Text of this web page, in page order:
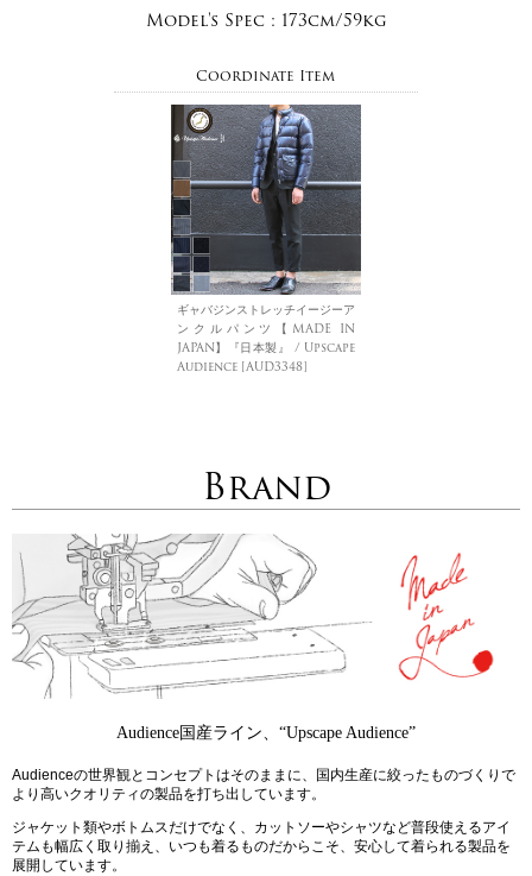
Model's Spec : 173cm/59kg
Coordinate Item
ギャバジンストレッチイージーア
ンクルパンツ【MADE IN
JAPAN】『日本製』 / Upscape
Audience [AUD3348]
Brand
Audience国産ライン、“Upscape Audience”
Audienceの世界観とコンセプトはそのままに、国内生産に絞ったものづくりで
より高いクオリティの製品を打ち出しています。
ジャケット類やボトムスだけでなく、カットソーやシャツなど普段使えるアイ
テムも幅広く取り揃え、いつも着るものだからこそ、安心して着られる製品を
展開しています。